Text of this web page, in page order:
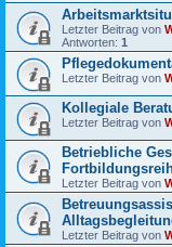
Letzter Beitrag von
Antworten: 1
Letzter Beitrag von
Kollegiale
Letzter Beitrag von
Betriebliche
Letzter Beitrag von
Letzter Beitrag von